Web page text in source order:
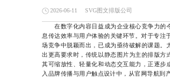
2026-06-11 SVG图文排版公司
在数字化内容日益成为企业核心竞争力的
息传达效率与用户体验的关键环节。对于专注
场竞争中脱颖而出，已成为亟待破解的课题
出更高要求时，传统以静态图片为主的排版方
其可缩放性、轻量化和动态交互能力，正逐步
入品牌传播与用户触点设计中，从官网导航到